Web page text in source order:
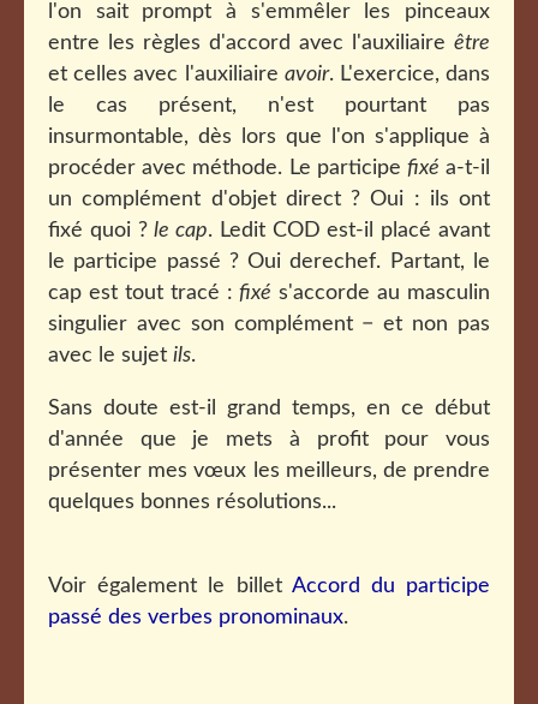
l'on sait prompt à s'emmêler les pinceaux
entre les règles d'accord avec l'auxiliaire être
et celles avec l'auxiliaire avoir. L'exercice, dans
le cas présent, n'est pourtant pas
insurmontable, dès lors que l'on s'applique à
procéder avec méthode. Le participe fixé a-t-il
un complément d'objet direct ? Oui : ils ont
fixé quoi ?le cap. Ledit COD est-il placé avant
le participe passé ? Oui derechef. Partant, le
cap est tout tracé :fixé s'accorde au masculin
singulier avec son complément− et non pas
avec le sujet ils.
Sans doute est-il grand temps, en ce début
d'année que je mets à profit pour vous
présenter mes vœux les meilleurs, de prendre
quelques bonnes résolutions...
Voir également le billet Accord du participe
passé des verbes pronominaux.